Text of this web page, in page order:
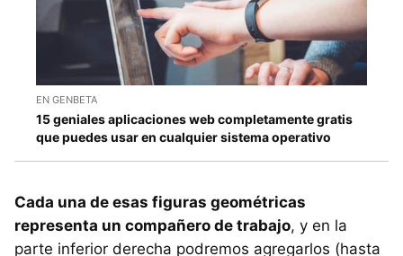
EN GENBETA
15 geniales aplicaciones web completamente gratis
que puedes usar en cualquier sistema operativo
Cada una de esas figuras geométricas
representa un compañero de trabajo, y en la
parte inferior derecha podremos agregarlos (hasta